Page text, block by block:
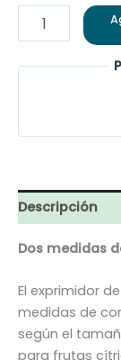
Descripción
Dos medidas
El exprimidor
medidas de
según el
para frutas